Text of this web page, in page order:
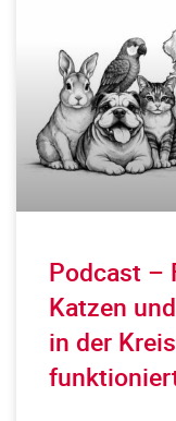
Podcast –
Katzen
in der